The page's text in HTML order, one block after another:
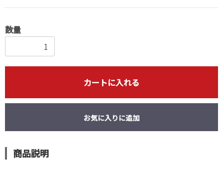
数量
カートに入れる
お気に入りに追加
商品説明